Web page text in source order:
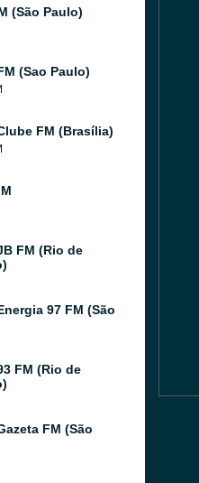
(São Paulo)
(Sao Paulo)
FM (Brasília)
FM (Rio de
97 FM (São
FM (Rio de
FM (São